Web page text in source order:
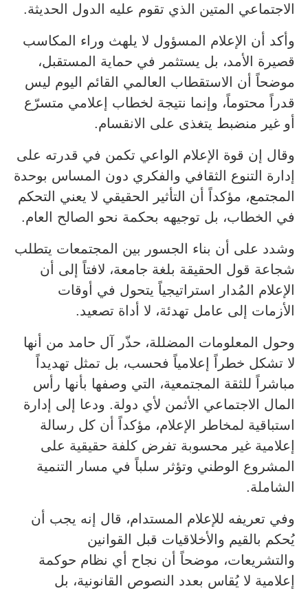
الاجتماعي المتين الذي تقوم عليه الدول الحديثة.
وأكد أن الإعلام المسؤول لا يلهث وراء المكاسب
قصيرة الأمد، بل يستثمر في حماية المستقبل،
موضحاً أن الاستقطاب العالمي القائم اليوم ليس
قدراً محتوماً، وإنما نتيجة لخطاب إعلامي متسرّع
أو غير منضبط يتغذى على الانقسام.
وقال إن قوة الإعلام الواعي تكمن في قدرته على
إدارة التنوع الثقافي والفكري دون المساس بوحدة
المجتمع، مؤكداً أن التأثير الحقيقي لا يعني التحكم
في الخطاب، بل توجيهه بحكمة نحو الصالح العام.
وشدد على أن بناء الجسور بين المجتمعات يتطلب
شجاعة قول الحقيقة بلغة جامعة، لافتاً إلى أن
الإعلام المُدار استراتيجياً يتحول في أوقات
الأزمات إلى عامل تهدئة، لا أداة تصعيد.
وحول المعلومات المضللة، حذّر آل حامد من أنها
لا تشكل خطراً إعلامياً فحسب، بل تمثل تهديداً
مباشراً للثقة المجتمعية، التي وصفها بأنها رأس
المال الاجتماعي الأثمن لأي دولة. ودعا إلى إدارة
استباقية لمخاطر الإعلام، مؤكداً أن كل رسالة
إعلامية غير محسوبة تفرض كلفة حقيقية على
المشروع الوطني وتؤثر سلباً في مسار التنمية
الشاملة.
وفي تعريفه للإعلام المستدام، قال إنه يجب أن
يُحكم بالقيم والأخلاقيات قبل القوانين
والتشريعات، موضحاً أن نجاح أي نظام حوكمة
إعلامية لا يُقاس بعدد النصوص القانونية، بل